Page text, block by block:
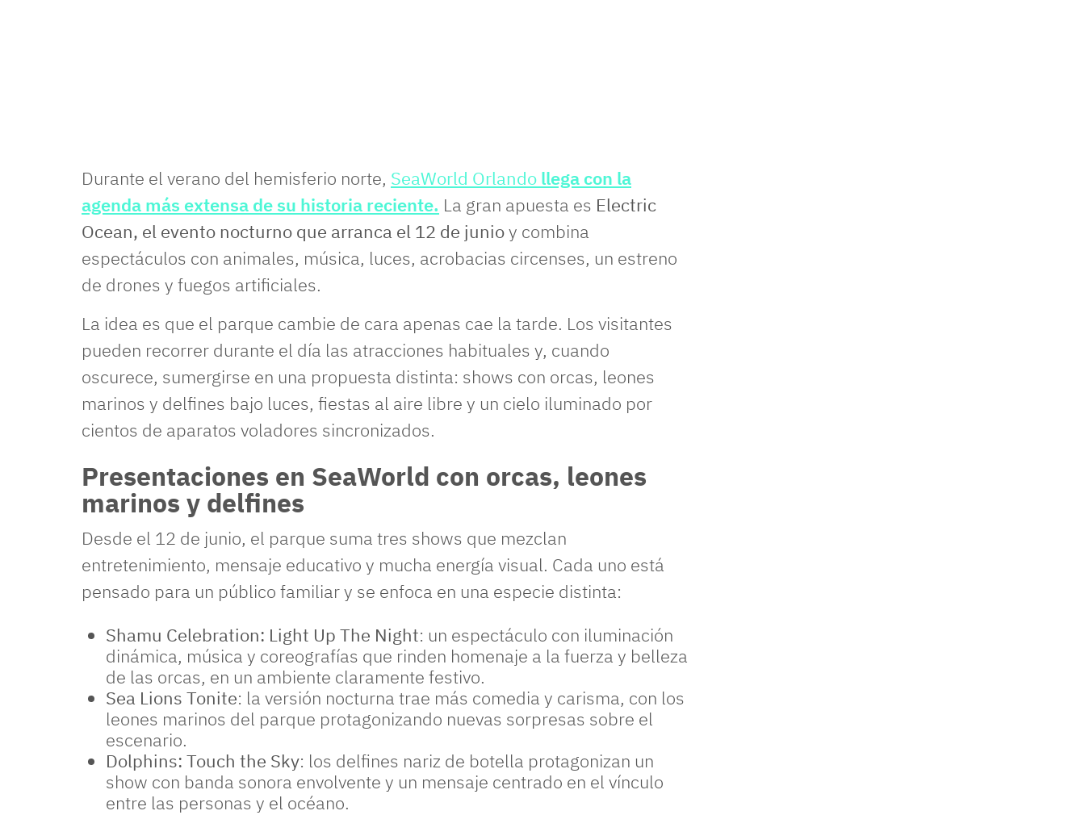
Durante el verano del hemisferio norte, SeaWorld Orlando llega con la
agenda más extensa de su historia reciente. La gran apuesta es Electric
Ocean, el evento nocturno que arranca el 12 de junioy combina
espectáculos con animales, música, luces, acrobacias circenses, un estreno
de drones y fuegos artificiales.
La idea es que el parque cambie de cara apenas cae la tarde. Los visitantes
pueden recorrer durante el día las atracciones habituales y, cuando
oscurece, sumergirse en una propuesta distinta: shows con orcas, leones
marinos y delfines bajo luces, fiestas al aire libre y un cielo iluminado por
cientos de aparatos voladores sincronizados.
Presentaciones en SeaWorld con orcas, leones
marinos y delfines
Desde el 12 de junio, el parque suma tres shows que mezclan
entretenimiento, mensaje educativo y mucha energía visual. Cada uno está
pensado para un público familiar y se enfoca en una especie distinta:
Shamu Celebration: Light Up The Night: un espectáculo con iluminación
dinámica, música y coreografías que rinden homenaje a la fuerza y belleza
de las orcas, en un ambiente claramente festivo.
Sea Lions Tonite: la versión nocturna trae más comedia y carisma, con los
leones marinos del parque protagonizando nuevas sorpresas sobre el
escenario.
Dolphins: Touch the Sky: los delfines nariz de botella protagonizan un
show con banda sonora envolvente y un mensaje centrado en el vínculo
entre las personas y el océano.